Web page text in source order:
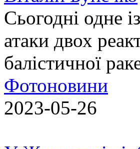
Сьогодні одне
атаки двох
балістичної
Фотоновини
2023-05-26